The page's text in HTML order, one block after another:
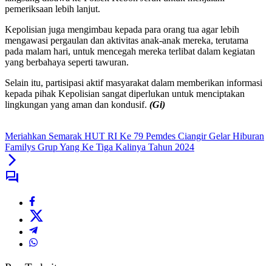
pemeriksaan lebih lanjut.
Kepolisian juga mengimbau kepada para orang tua agar lebih
mengawasi pergaulan dan aktivitas anak-anak mereka, terutama
pada malam hari, untuk mencegah mereka terlibat dalam kegiatan
yang berbahaya seperti tawuran.
Selain itu, partisipasi aktif masyarakat dalam memberikan informasi
kepada pihak Kepolisian sangat diperlukan untuk menciptakan
lingkungan yang aman dan kondusif. (Gi)
Meriahkan Semarak HUT RI Ke 79 Pemdes Ciangir Gelar Hiburan
Familys Grup Yang Ke Tiga Kalinya Tahun 2024